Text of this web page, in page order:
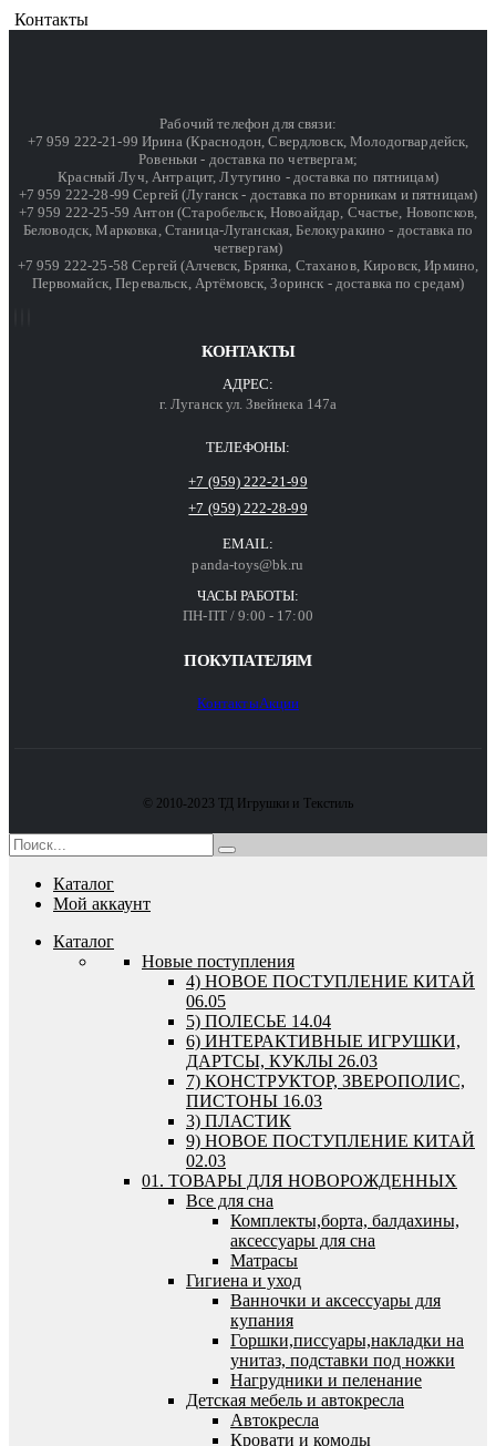
Контакты
Рабочий телефон для связи:
+7 959 222-21-99 Ирина (Краснодон, Свердловск, Молодогвардейск,
Ровеньки - доставка по четвергам;
Красный Луч, Антрацит, Лутугино - доставка по пятницам)
+7 959 222-28-99 Сергей (Луганск - доставка по вторникам и пятницам)
+7 959 222-25-59 Антон (Старобельск, Новоайдар, Счастье, Новопсков,
Беловодск, Марковка, Станица-Луганская, Белокуракино - доставка по
четвергам)
+7 959 222-25-58 Сергей (Алчевск, Брянка, Стаханов, Кировск, Ирмино,
Первомайск, Перевальск, Артёмовск, Зоринск - доставка по средам)
КОНТАКТЫ
АДРЕС:
г. Луганск ул. Звейнека 147а
ТЕЛЕФОНЫ:
+7 (959) 222-21-99
+7 (959) 222-28-99
EMAIL:
panda-toys@bk.ru
ЧАСЫ РАБОТЫ:
ПН-ПТ / 9:00 - 17:00
ПОКУПАТЕЛЯМ
КонтактыАкции
© 2010-2023 ТД Игрушки и Текстиль
Каталог
Мой аккаунт
Каталог
Новые поступления
4) НОВОЕ ПОСТУПЛЕНИЕ КИТАЙ
06.05
5) ПОЛЕСЬЕ 14.04
6) ИНТЕРАКТИВНЫЕ ИГРУШКИ,
ДАРТСЫ, КУКЛЫ 26.03
7) КОНСТРУКТОР, ЗВЕРОПОЛИС,
ПИСТОНЫ 16.03
3) ПЛАСТИК
9) НОВОЕ ПОСТУПЛЕНИЕ КИТАЙ
02.03
01. ТОВАРЫ ДЛЯ НОВОРОЖДЕННЫХ
Все для сна
Комплекты,борта, балдахины,
аксессуары для сна
Матрасы
Гигиена и уход
Ванночки и аксессуары для
купания
Горшки,писсуары,накладки на
унитаз, подставки под ножки
Нагрудники и пеленание
Детская мебель и автокресла
Автокресла
Кровати и комоды